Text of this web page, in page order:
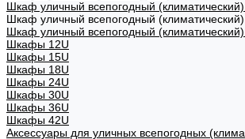
Шкаф уличный всепогодный
Шкаф уличный всепогодный
Шкаф уличный всепогодный
Шкафы 12U
Шкафы 15U
Шкафы 18U
Шкафы 24U
Шкафы 30U
Шкафы 36U
Шкафы 42U
Аксессуары для уличных всепогодных